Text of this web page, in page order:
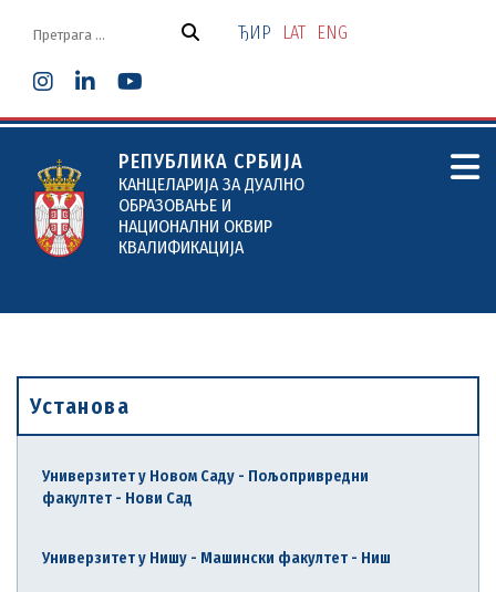
ЂИР LAT ENG
РЕПУБЛИКА СРБИЈА
КАНЦЕЛАРИЈА ЗА ДУАЛНО
ОБРАЗОВАЊЕ И
НАЦИОНАЛНИ ОКВИР
КВАЛИФИКАЦИЈА
Установa
Универзитет у Новом Саду - Пољопривредни
факултет - Нови Сад
Универзитет у Нишу - Машински факултет - Ниш